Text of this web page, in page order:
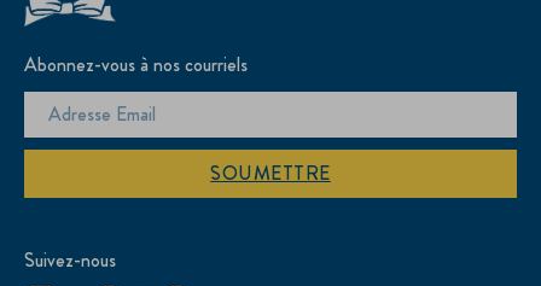
Abonnez-vous à nos courriels
SOUMETTRE
Suivez-nous